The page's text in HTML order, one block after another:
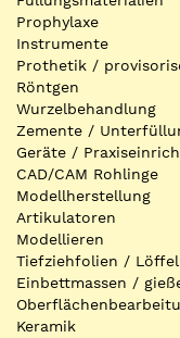
Prophylaxe
Instrumente
Prothetik /
Röntgen
Wurzelbehandlung
Zemente /
Geräte /
CAD/CAM Rohlinge
Modellherstellung
Artikulatoren
Modellieren
Tiefziehfolien /
Einbettmassen /
Keramik